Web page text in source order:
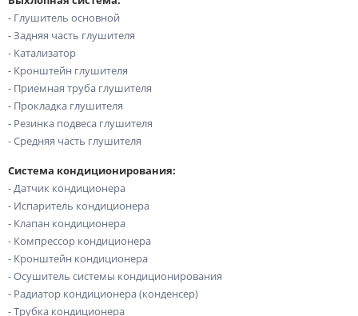
- Глушитель основной
- Задняя часть глушителя
- Катализатор
- Кронштейн глушителя
- Приемная труба глушителя
- Прокладка глушителя
- Резинка подвеса глушителя
- Средняя часть глушителя
Система кондиционирования:
- Датчик кондиционера
- Испаритель кондиционера
- Клапан кондиционера
- Компрессор кондиционера
- Кронштейн кондиционера
- Осушитель системы кондиционирования
- Радиатор кондиционера (конденсер)
- Трубка кондиционера